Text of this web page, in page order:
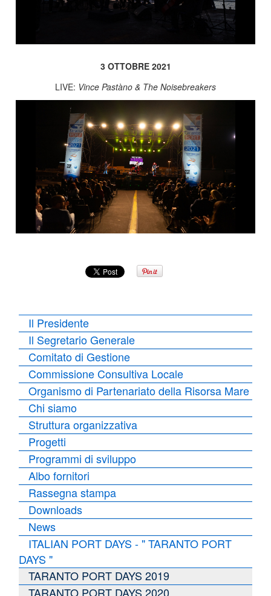
3 OTTOBRE 2021
LIVE: Vince Pastàno & The Noisebreakers
Il Presidente
Il Segretario Generale
Comitato di Gestione
Commissione Consultiva Locale
Organismo di Partenariato della Risorsa Mare
Chi siamo
Struttura organizzativa
Progetti
Programmi di sviluppo
Albo fornitori
Rassegna stampa
Downloads
News
ITALIAN PORT DAYS - " TARANTO PORT
DAYS "
TARANTO PORT DAYS 2019
TARANTO PORT DAYS 2020